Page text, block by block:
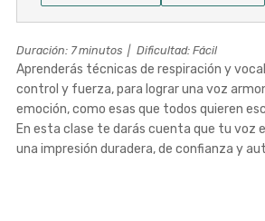
Duración: 7 minutos | Dificultad: Fácil
Aprenderás técnicas de respiración y
control y fuerza, para lograr una voz
emoción, como esas que todos quieren
En esta clase te darás cuenta que tu voz
una impresión duradera, de confianza y